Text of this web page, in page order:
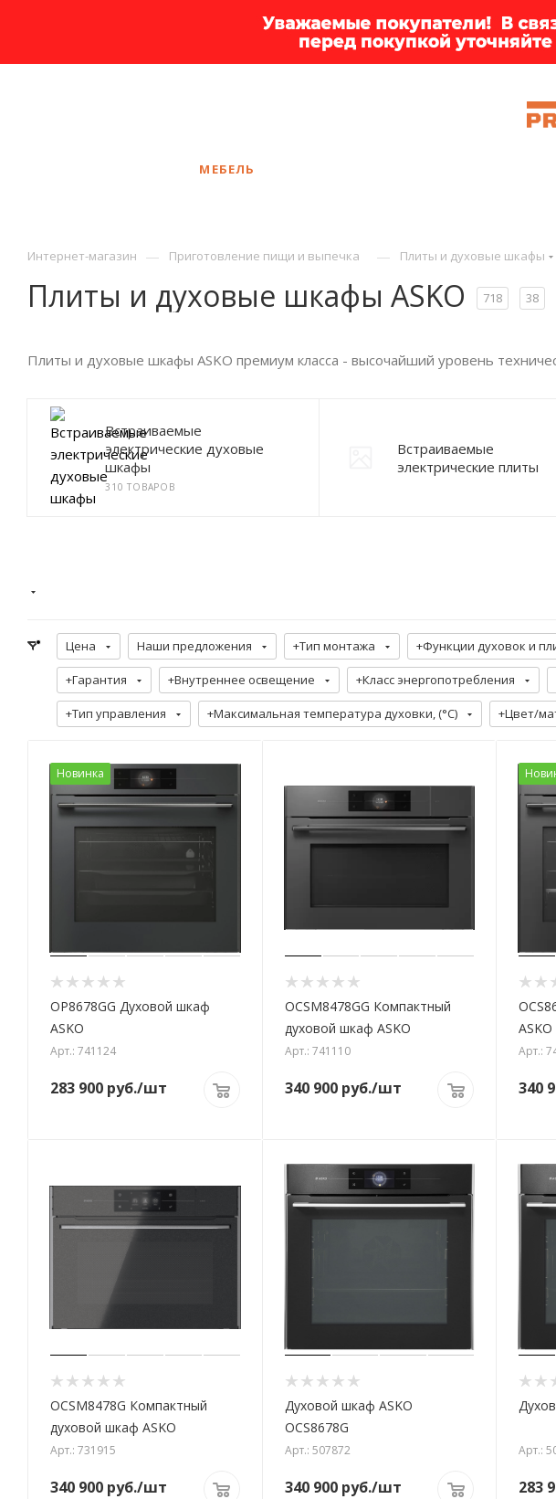
МЕБЕЛЬ
Интернет-магазин — Приготовление пищи и выпечка — Плиты и духовые шкафы
Плиты и духовые шкафы ASKO 718 38
Встраиваемые
электрические духовые
шкафы
310 ТОВАРОВ
Встраиваемые
электрические плиты
Плиты и духовые шкафы ASKO премиум класса - высочайший уровень
Цена Наши предложения +Тип монтажа +Функции духовок и
+Гарантия +Внутреннее освещение +Класс энергопотребления
+Тип управления +Максимальная температура духовки, (°C) +Цвет/
Новинка
OP8678GG Духовой шкаф
ASKO
Арт.: 741124
283 900 руб./шт
OCSM8478GG Компактный
духовой шкаф ASKO
Арт.: 741110
340 900руб./шт
ASKO
Арт.:
340
OCSM8478G Компактный
духовой шкаф ASKO
Арт.: 731915
340 900 руб./шт
Духовой шкаф ASKO
OCS8678G
Арт.: 507872
340 900руб./шт
Арт.:
283